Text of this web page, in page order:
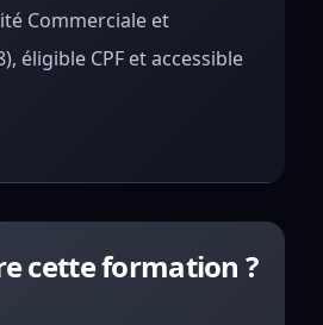
Commerciale et
éligible CPF et accessible
cette formation ?